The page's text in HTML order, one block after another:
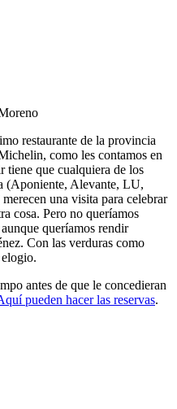
restaurante de la provincia
como les contamos en
tiene que cualquiera de los
(Aponiente, Alevante, LU,
merecen una visita para celebrar
cosa. Pero no queríamos
queríamos rendir
Con las verduras como
antes de que le concedieran
pueden hacer las reservas.